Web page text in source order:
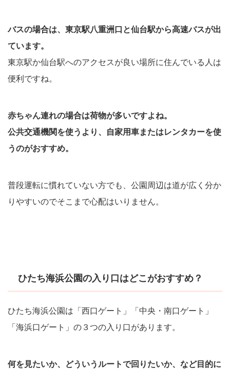
バスの場合は、東京駅八重洲口と仙台駅から高速バスが出
ています。
東京駅か仙台駅へのアクセスが良い場所に住んでいる人は
便利ですね。
赤ちゃん連れの場合は荷物が多いですよね。
公共交通機関を使うより、自家用車またはレンタカーを使
うのがおすすめ。
普段運転に慣れていない方でも、公園周辺は道が広く分か
りやすいのでそこまで心配はいりません。
ひたち海浜公園の入り口はどこがおすすめ？
ひたち海浜公園は「西口ゲート」「中央・南口ゲート」
「海浜口ゲート」の３つの入り口があります。
何を見たいか、どういうルートで回りたいか、など目的に